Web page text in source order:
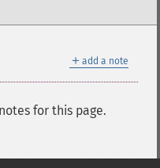
＋ add a note
for this page.